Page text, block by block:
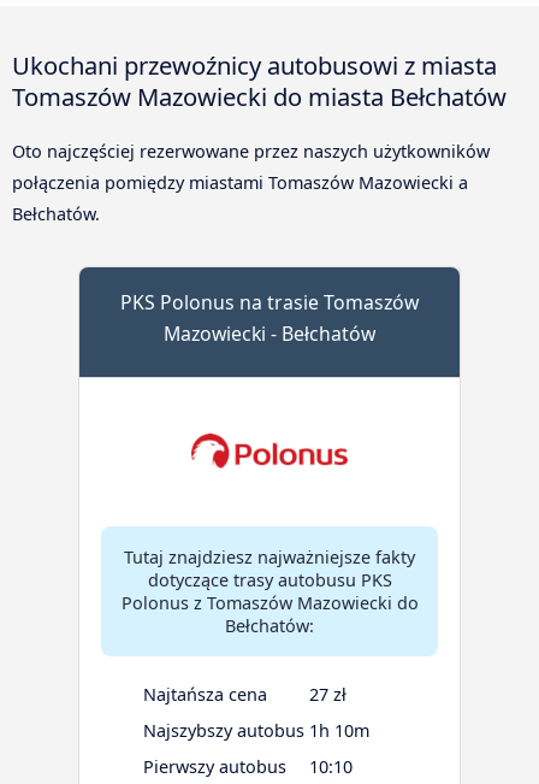
Ukochani przewoźnicy autobusowi z miasta
Tomaszów Mazowiecki do miasta Bełchatów
Oto najczęściej rezerwowane przez naszych użytkowników
połączenia pomiędzy miastami Tomaszów Mazowiecki a
Bełchatów.
PKS Polonus na trasie Tomaszów
Mazowiecki - Bełchatów
Tutaj znajdziesz najważniejsze fakty
dotyczące trasy autobusu PKS
Polonus z Tomaszów Mazowiecki do
Bełchatów:
Najtańsza cena
27 zł
Najszybszy autobus 1h 10m
Pierwszy autobus
10:10